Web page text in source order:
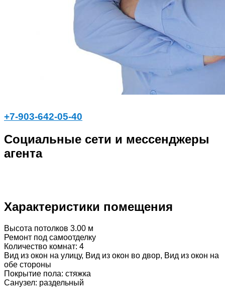
+7-903-642-05-40
Социальные сети и мессенджеры
агента
Характеристики помещения
Высота потолков 3.00 м
Ремонт под самоотделку
Количество комнат: 4
Вид из окон на улицу, Вид из окон во двор, Вид из окон на
обе стороны
Покрытие пола: стяжка
Санузел: раздельный